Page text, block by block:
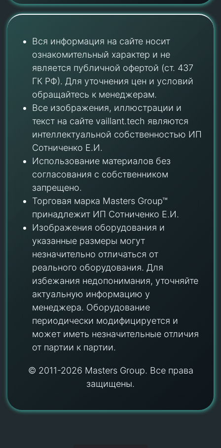
Вся информация на сайте носит
ознакомительный характер и не
является публичной офертой (ст. 437
ГК РФ). Для уточнения цен и условий
обращайтесь к менеджерам.
Все изображения, иллюстрации и
текст на сайте vaillant.tech являются
интеллектуальной собственностью ИП
Сотниченко Е.И.
Использование материалов без
согласования с собственником
запрещено.
Торговая марка Masters Group™
принадлежит ИП Сотниченко Е.И.
Изображения оборудования и
указанные размеры могут
незначительно отличаться от
реального оборудования. Для
избежания недопонимания, уточняйте
актуальную информацию у
менеджера. Оборудование
периодически модифицируется и
может иметь незначительные отличия
от партии к партии.
© 2011-2026 Masters Group. Все права
защищены.